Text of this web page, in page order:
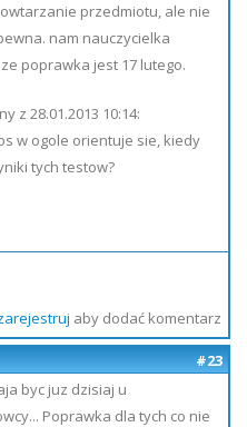
przedmiotu, ale nie
nam nauczycielka
poprawka jest 17 lutego.
z 28.01.2013 10:14:
w ogole orientuje sie, kiedy
tych testow?
aby dodać komentarz
#23
byc juz dzisiaj u
Poprawka dla tych co nie